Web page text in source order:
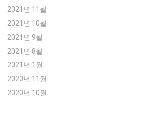
2021년 11월
2021년 10월
2021년 9월
2021년 8월
2021년 1월
2020년 11월
2020년 10월